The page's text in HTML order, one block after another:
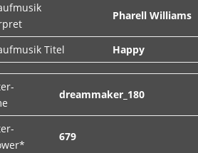
Pharell Williams
Titel Happy
dreammaker_180
679